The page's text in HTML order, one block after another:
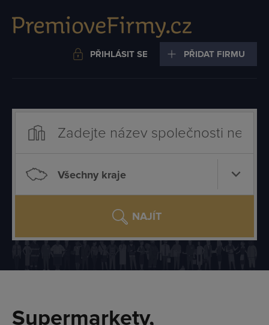
PŘIHLÁSIT SE PŘIDAT FIRMU
Všechny kraje
NAJÍT
Supermarkety,